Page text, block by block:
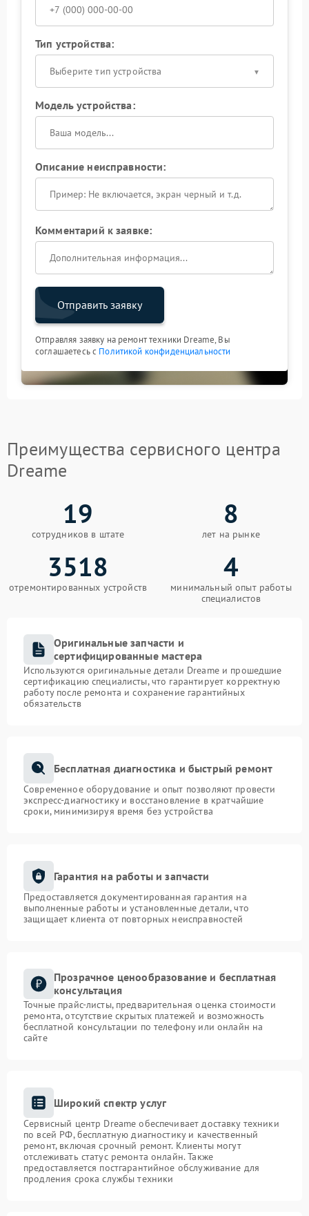
Тип устройства:
Выберите тип устройства
Модель устройства:
Описание неисправности:
Комментарий к заявке:
Отправить заявку
Отправляя заявку на ремонт техники Dreame, Вы
соглашаетесь с Политикой конфиденциальности
Преимущества сервисного центра
Dreame
19
сотрудников в штате
8
лет на рынке
3518
отремонтированных устройств
4
минимальный опыт работы
специалистов
Оригинальные запчасти и
сертифицированные мастера
Используются оригинальные детали Dreame и прошедшие
сертификацию специалисты, что гарантирует корректную
работу после ремонта и сохранение гарантийных
обязательств
Бесплатная диагностика и быстрый ремонт
Современное оборудование и опыт позволяют провести
экспресс-диагностику и восстановление в кратчайшие
сроки, минимизируя время без устройства
Гарантия на работы и запчасти
Предоставляется документированная гарантия на
выполненные работы и установленные детали, что
защищает клиента от повторных неисправностей
Прозрачное ценообразование и бесплатная
консультация
Точные прайс-листы, предварительная оценка стоимости
ремонта, отсутствие скрытых платежей и возможность
бесплатной консультации по телефону или онлайн на
сайте
Широкий спектр услуг
Сервисный центр Dreame обеспечивает доставку техники
по всей РФ, бесплатную диагностику и качественный
ремонт, включая срочный ремонт. Клиенты могут
отслеживать статус ремонта онлайн. Также
предоставляется постгарантийное обслуживание для
продления срока службы техники